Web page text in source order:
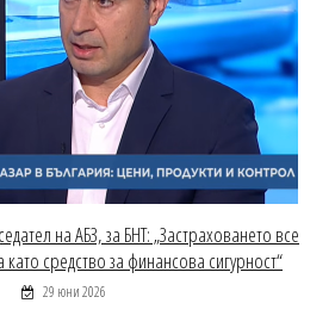
на АБЗ, за БНТ: „Застраховането все
средство за финансова сигурност“
29 юни 2026